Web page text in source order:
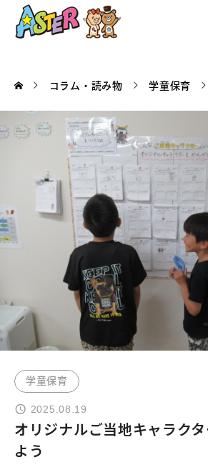
トップページ
コース案内
英会話／プログラミング／3Dデザイン／学童
英会話（未就学児） 英会話（小学生）
生徒・保護者の声
スタッフ紹介
アクセス
お問い合わせ
団体向け出張英会話
コラム・読み物 学童保育
学童保育
2025.08.19
オリジナルご当地キャラク
よう